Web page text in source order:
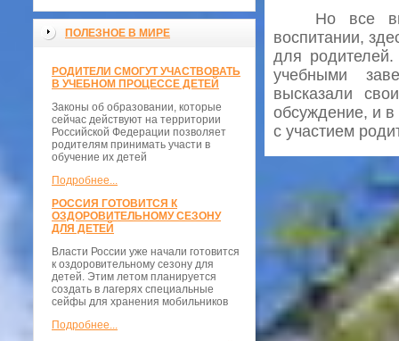
ПОЛЕЗНОЕ В МИРЕ
РОДИТЕЛИ СМОГУТ УЧАСТВОВАТЬ
В УЧЕБНОМ ПРОЦЕССЕ ДЕТЕЙ
Законы об образовании, которые
сейчас действуют на территории
Российской Федерации позволяет
родителям принимать участи в
обучение их детей
Подробнее...
РОССИЯ ГОТОВИТСЯ К
ОЗДОРОВИТЕЛЬНОМУ СЕЗОНУ
ДЛЯ ДЕТЕЙ
Власти России уже начали готовится
к оздоровительному сезону для
детей. Этим летом планируется
создать в лагерях специальные
сейфы для хранения мобильников
Подробнее...
Но все
воспитании,
для
учебными
высказали
обсуждение, и
с участием